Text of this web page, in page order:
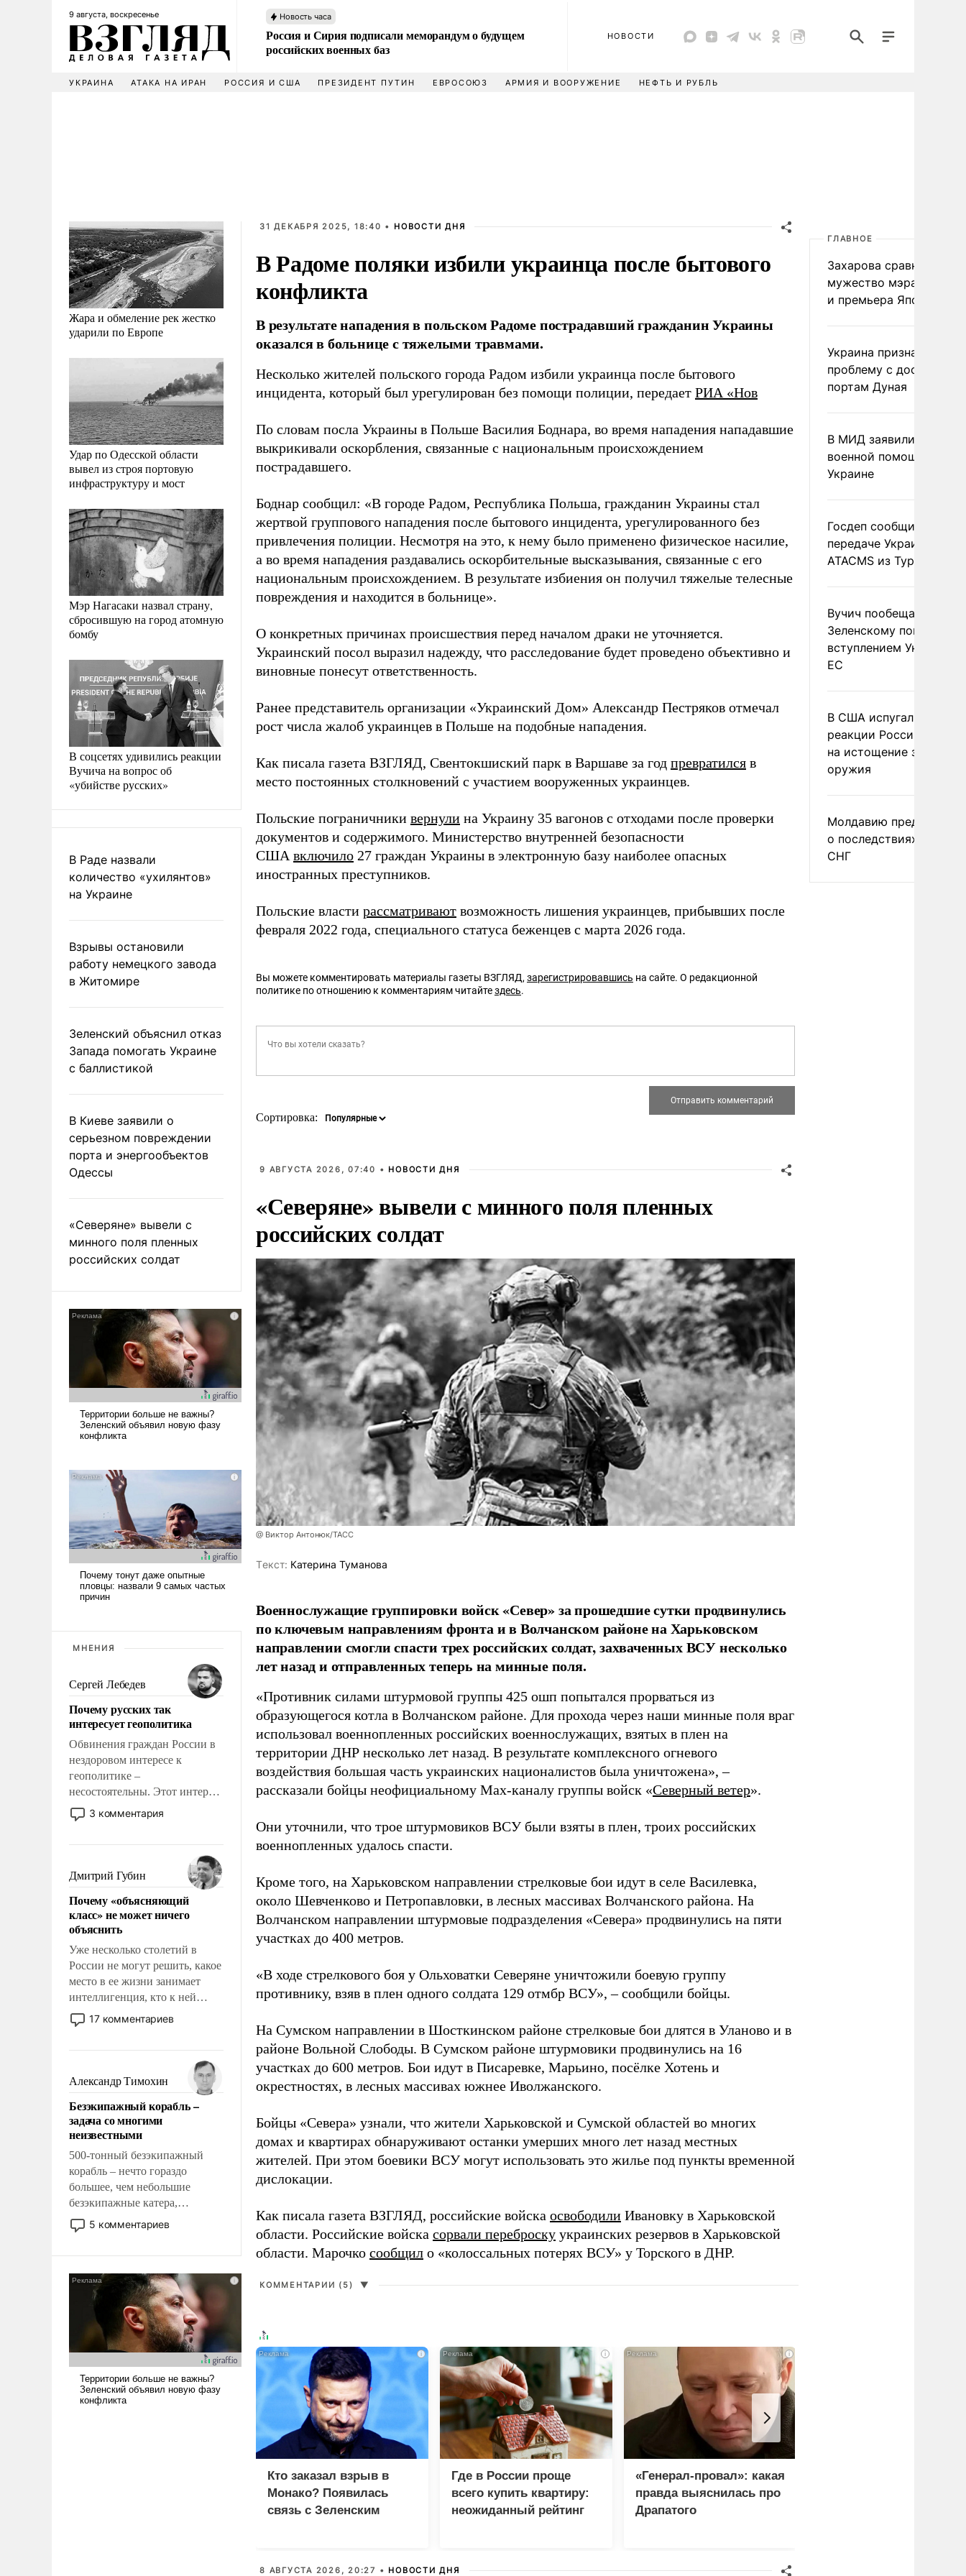
9 августа, воскресенье Новость часа
Россия и Сирия подписали меморандум о будущем
российских военных баз
НОВОСТИ
УКРАИНА АТАКА НА ИРАН РОССИЯ И США ПРЕЗИДЕНТ ПУТИН ЕВРОСОЮЗ АРМИЯ И ВООРУЖЕНИЕ НЕФТЬ И РУБЛЬ
Жара и обмеление рек жестко
ударили по Европе
Удар по Одесской области
вывел из строя портовую
инфраструктуру и мост
Мэр Нагасаки назвал страну,
сбросившую на город атомную
бомбу
В соцсетях удивились реакции
Вучича на вопрос об
«убийстве русских»
В Раде назвали
количество «ухилянтов»
на Украине
Взрывы остановили
работу немецкого завода
в Житомире
Зеленский объяснил отказ
Запада помогать Украине
с баллистикой
В Киеве заявили о
серьезном повреждении
порта и энергообъектов
Одессы
«Северяне» вывели с
минного поля пленных
российских солдат
МНЕНИЯ
Сергей Лебедев
Почему русских так
интересует геополитика
Обвинения граждан России в
нездоровом интересе к
геополитике –
несостоятельны. Этот интерес
рационален и прагматичен. Он
обусловлен тысячелетним
фундаментальным знанием,
что мировая политика имеет
свойство заявляться на порог
нашего дома.
3 комментария
Дмитрий Губин
Почему «объясняющий
класс» не может ничего
объяснить
Уже несколько столетий в
России не могут решить, какое
место в ее жизни занимает
интеллигенция, кто к ней
принадлежит, а кого из нее
исключили с правом
чем она отличается от просто
образованных людей. Иногда
казалось, что эти вопросы
решены раз и навсегда, но –
нет, не решены.
17 комментариев
Александр Тимохин
Безэкипажный корабль –
задача со многими
неизвестными
500-тонный безэкипажный
корабль – нечто гораздо
большее, чем небольшие
безэкипажные катера,
применение которых уже
стало обыденностью. Задача по
и ее реализация радикально
поднимет наши боевые
возможности.
5 комментариев
31 ДЕКАБРЯ 2025, 18:40 • НОВОСТИ ДНЯ
В Радоме поляки избили украинца после бытового
конфликта
В результате нападения в польском Радоме пострадавший гражданин Украины
оказался в больнице с тяжелыми травмами.
Несколько жителей польского города Радом избили украинца после бытового
инцидента, который был урегулирован без помощи полиции, передает РИА «Нов
По словам посла Украины в Польше Василия Боднара, во время нападения нападавшие
выкрикивали оскорбления, связанные с национальным происхождением
пострадавшего.
Боднар сообщил: «В городе Радом, Республика Польша, гражданин Украины стал
жертвой группового нападения после бытового инцидента, урегулированного без
привлечения полиции. Несмотря на это, к нему было применено физическое насилие,
а во время нападения раздавались оскорбительные высказывания, связанные с его
национальным происхождением. В результате избиения он получил тяжелые телесные
повреждения и находится в больнице».
О конкретных причинах происшествия перед началом драки не уточняется.
Украинский посол выразил надежду, что расследование будет проведено объективно и
виновные понесут ответственность.
Ранее представитель организации «Украинский Дом» Александр Пестряков отмечал
рост числа жалоб украинцев в Польше на подобные нападения.
Как писала газета ВЗГЛЯД, Свентокшиский парк в Варшаве за год превратился в
место постоянных столкновений с участием вооруженных украинцев.
Польские пограничники вернули на Украину 35 вагонов с отходами после проверки
документов и содержимого. Министерство внутренней безопасности
США включило 27 граждан Украины в электронную базу наиболее опасных
иностранных преступников.
Польские власти рассматривают возможность лишения украинцев, прибывших после
февраля 2022 года, специального статуса беженцев с марта 2026 года.
Вы можете комментировать материалы газеты ВЗГЛЯД, зарегистрировавшись на сайте. О редакционной
политике по отношению к комментариям читайтездесь.
Сортировка:
9 АВГУСТА 2026, 07:40 • НОВОСТИ ДНЯ
«Северяне» вывели с минного поля пленных
российских солдат
@ Виктор Антонюк/ТАСС
Tекст: Катерина Туманова
Военнослужащие группировки войск «Север» за прошедшие сутки продвинулись
по ключевым направлениям фронта и в Волчанском районе на Харьковском
направлении смогли спасти трех российских солдат, захваченных ВСУ несколько
лет назад и отправленных теперь на минные поля.
«Противник силами штурмовой группы 425 ошп попытался прорваться из
образующегося котла в Волчанском районе. Для прохода через наши минные поля враг
использовал военнопленных российских военнослужащих, взятых в плен на
территории ДНР несколько лет назад. В результате комплексного огневого
воздействия большая часть украинских националистов была уничтожена», –
рассказали бойцы неофициальному Max-каналу группы войск «Северный ветер».
Они уточнили, что трое штурмовиков ВСУ были взяты в плен, троих российских
военнопленных удалось спасти.
Кроме того, на Харьковском направлении стрелковые бои идут в селе Василевка,
около Шевченково и Петропавловки, в лесных массивах Волчанского района. На
Волчанском направлении штурмовые подразделения «Севера» продвинулись на пяти
участках до 400 метров.
«В ходе стрелкового боя у Ольховатки Северяне уничтожили боевую группу
противнику, взяв в плен одного солдата 129 отмбр ВСУ», – сообщили бойцы.
На Сумском направлении в Шосткинском районе стрелковые бои длятся в Уланово и в
районе Вольной Слободы. В Сумском районе штурмовики продвинулись на 16
участках до 600 метров. Бои идут в Писаревке, Марьино, посёлке Хотень и
окрестностях, в лесных массивах южнее Иволжанского.
Бойцы «Севера» узнали, что жители Харьковской и Сумской областей во многих
домах и квартирах обнаруживают останки умерших много лет назад местных
жителей. При этом боевики ВСУ могут использовать это жилье под пункты временной
дислокации.
Как писала газета ВЗГЛЯД, российские войска освободили Ивановку в Харьковской
области. Российские войска сорвали переброску украинских резервов в Харьковской
области. Марочко сообщил о «колоссальных потерях ВСУ» у Торского в ДНР.
КОММЕНТАРИИ (5) ▼
i
Кто заказал взрыв в
Монако? Появилась
связь с Зеленским
i
Где в России проще
всего купить квартиру:
неожиданный рейтинг
i
«Генерал-провал»: какая
правда выяснилась про
Драпатого
8 АВГУСТА 2026, 20:27 • НОВОСТИ ДНЯ
ГЛАВНОЕ
Захарова сравнила
мужество мэра
и премьера Японии
Украина признала
проблему с доступом к
портам Дуная
В МИД заявили о
военной помощи
Украине
Госдеп сообщил о
передаче Украине
ATACMS из Турции
Вучич пообещал
Зеленскому помочь со
вступлением Украины в
ЕС
В США испугались
реакции России и
на истощение запасов
оружия
Молдавию
о последствиях выхода
СНГ